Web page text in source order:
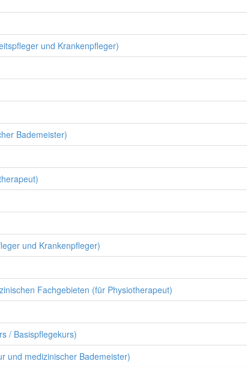
und Krankenpfleger)
Bademeister)
und Krankenpfleger)
Fachgebieten (für Physiotherapeut)
/ Basispflegekurs)
und medizinischer Bademeister)